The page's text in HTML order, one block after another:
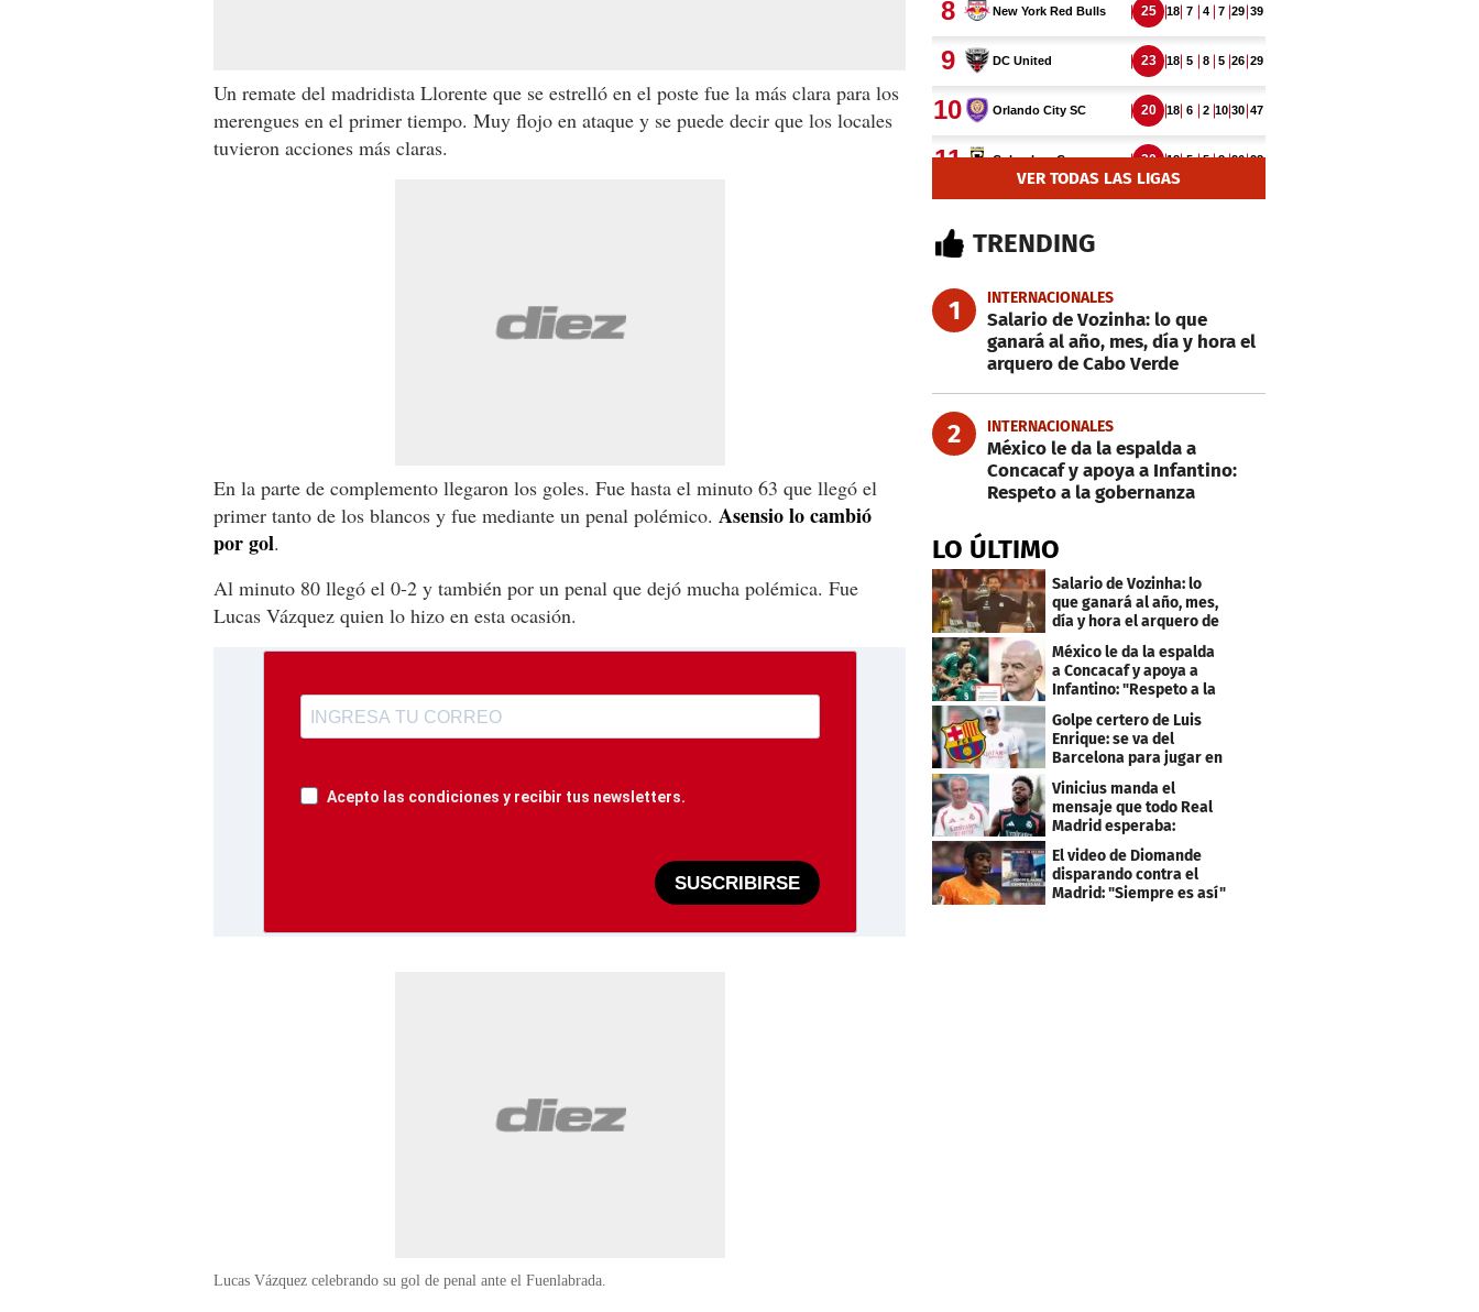
Un remate del madridista Llorente que se estrelló en el poste fue la más clara para los
merengues en el primer tiempo. Muy flojo en ataque y se puede decir que los locales
tuvieron acciones más claras.
En la parte de complemento llegaron los goles. Fue hasta el minuto 63 que llegó el
primer tanto de los blancos y fue mediante un penal polémico. Asensio lo cambió
por gol.
Al minuto 80 llegó el 0-2 y también por un penal que dejó mucha polémica. Fue
Lucas Vázquez quien lo hizo en esta ocasión.
Acepto las condiciones y recibir tus newsletters.
SUSCRIBIRSE
Lucas Vázquez celebrando su gol de penal ante el Fuenlabrada.
VER TODAS LAS LIGAS
TRENDING
1 INTERNACIONALES
Salario de Vozinha: lo que
ganará al año, mes, día y hora el
arquero de Cabo Verde
2 INTERNACIONALES
México le da la espalda a
Concacaf y apoya a Infantino:
Respeto a la gobernanza
LO ÚLTIMO
Salario de Vozinha: lo
que ganará al año, mes,
día y hora el arquero de
Cabo Verde
México le da la espalda
a Concacaf y apoya a
Infantino: "Respeto a la
gobernanza"
Golpe certero de Luis
Enrique: se va del
Barcelona para jugar en
el PSG
Vinicius manda el
mensaje que todo Real
Madrid esperaba:
"Mourinho..."
El video de Diomande
disparando contra el
Madrid: "Siempre es así"